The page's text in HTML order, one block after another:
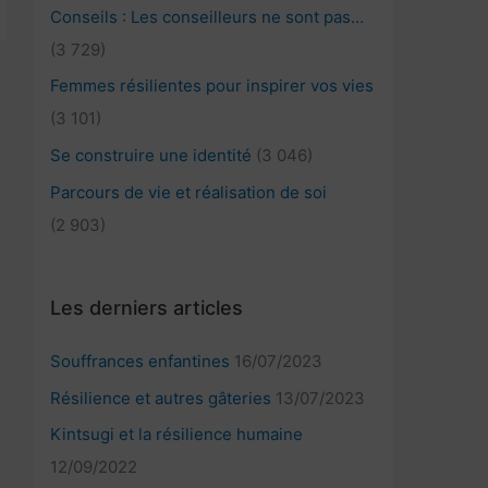
Conseils : Les conseilleurs ne sont pas…
(3 729)
Femmes résilientes pour inspirer vos vies
(3 101)
Se construire une identité (3 046)
Parcours de vie et réalisation de soi
(2 903)
Les derniers articles
Souffrances enfantines 16/07/2023
Résilience et autres gâteries 13/07/2023
Kintsugi et la résilience humaine
12/09/2022